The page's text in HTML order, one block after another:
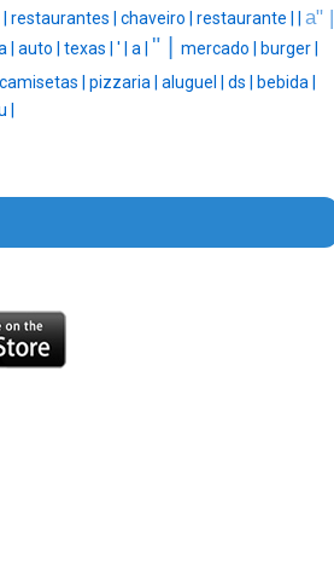
restaurantes | chaveiro | restaurante | a" |
| auto | texas | ' | a | " | mercado | burger |
camisetas | pizzaria | aluguel | ds |
bebida |
|